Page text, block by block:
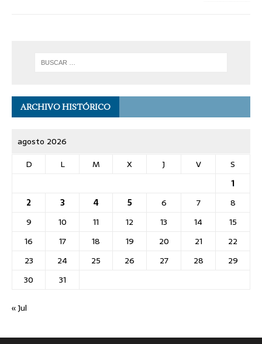
ARCHIVO HISTÓRICO
agosto 2026
D
L M X J V
S
1
2
3 4 5 6 7
8
9
10 11 12 13 14
15
16
17 18 19 20 21
22
23
24 25 26 27 28
29
30
31
« Jul